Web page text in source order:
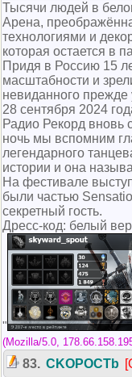
Тысячи людей в
Арена,
технологиями и
которая остается в
Придя в Россию 15
масштабности и
невиданного прежде
28 сентября 2024
Радио Рекорд вновь
ночь мы вспомним
легендарного
истории и она
На фестивале
были частью
секретный гость.
Дресс-код: белый
(Mozilla/5.0,
83. CKOPOCTb